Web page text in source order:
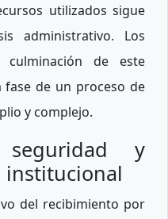
utilizados sigue
administrativo. Los
de este
de un proceso de
y complejo.
y
institucional
del recibimiento por